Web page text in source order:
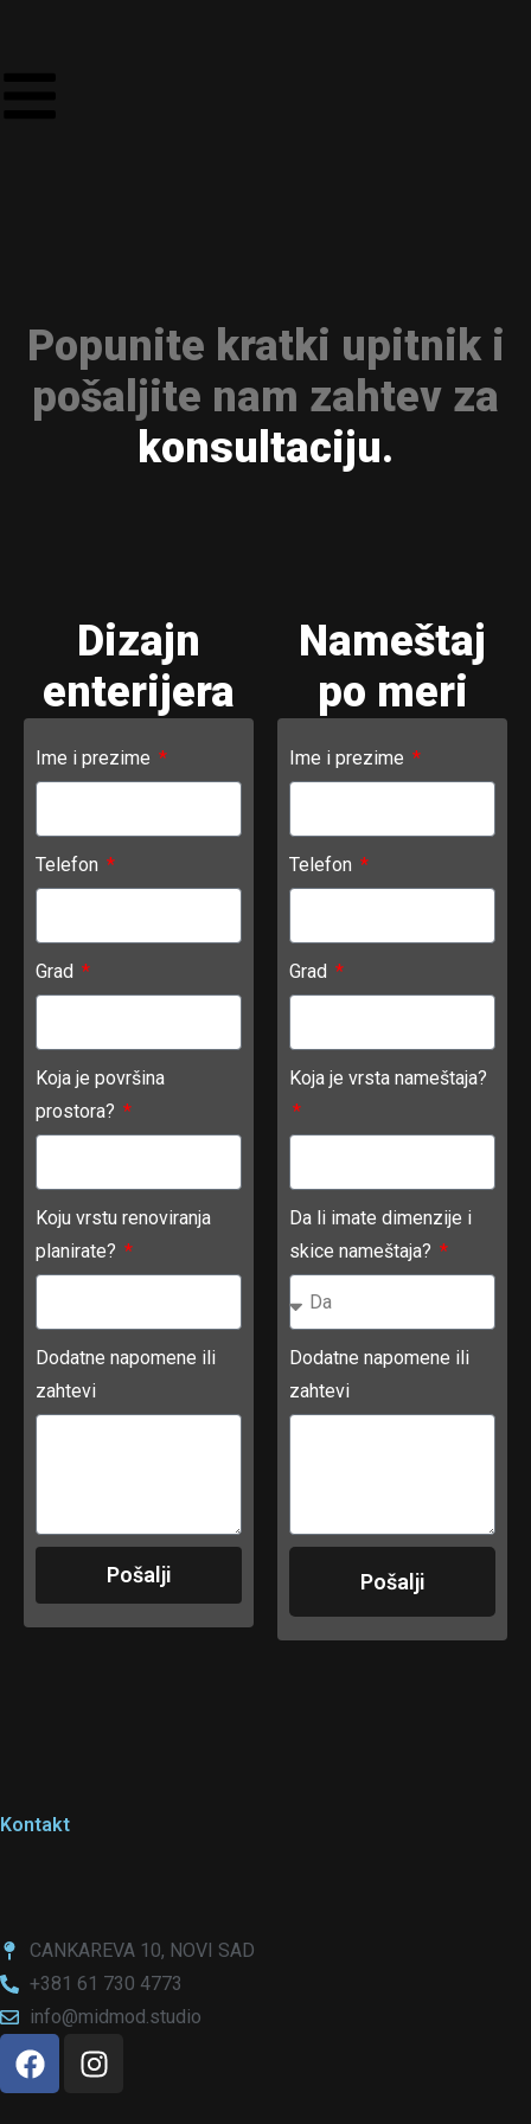
Popunite kratki upitnik i
pošaljite nam zahtev za
konsultaciju.
Nameštaj
po meri
Ime i prezime
Telefon
Grad
Koja je vrsta nameštaja?
Da li imate dimenzije i
skice nameštaja?
Dodatne napomene ili
zahtevi
Pošalji
Dizajn
enterijera
Ime i prezime
Telefon
Grad
Koja je površina
prostora?
Koju vrstu renoviranja
planirate?
Dodatne napomene ili
zahtevi
Pošalji
Kontakt
CANKAREVA 10, NOVI SAD
+381 61 730 4773
info@midmod.studio